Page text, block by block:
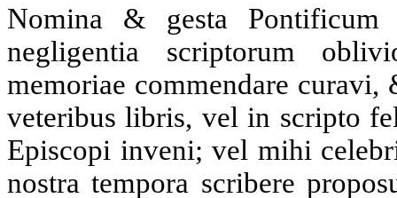
Nomina & gesta Pontificum
negligentia scriptorum
memoriae commendare
veteribus libris, vel in scripto
Episcopi inveni; vel mihi
nostra tempora scribere